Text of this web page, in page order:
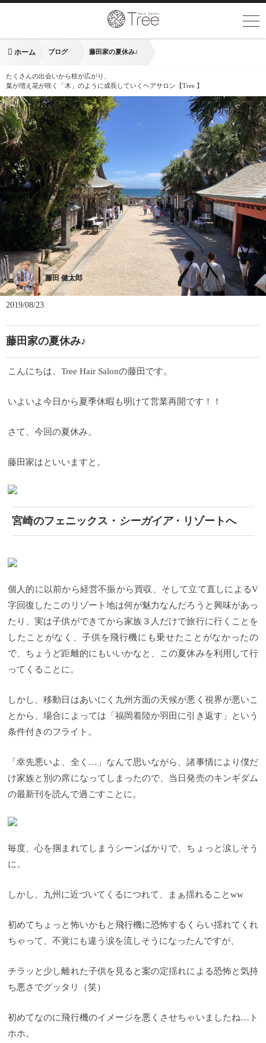
ホーム ブログ 藤田家の夏休み♪
たくさんの出会いから枝が広がり、
葉が増え花が咲く「木」のように成長していくヘアサロン【Tree 】
藤田 健太郎
2019/08/23
藤田家の夏休み♪
こんにちは、Tree Hair Salonの藤田です。
いよいよ今日から夏季休暇も明けて営業再開です！！
さて、今回の夏休み。
藤田家はといいますと。
宮崎のフェニックス・ シーガイア・リゾートへ
個人的に以前から経営不振から買収、そして立て直しによるV
字回復したこのリゾート地は何が魅力なんだろうと興味があっ
たり、実は子供ができてから家族３人だけで旅行に行くことを
したことがなく、子供を飛行機にも乗せたことがなかったの
で、ちょうど距離的にもいいかなと、この夏休みを利用して行
ってくることに。
しかし、移動日はあいにく九州方面の天候が悪く視界が悪いこ
とから、場合によっては「福岡着陸か羽田に引き返す」という
条件付きのフライト。
「幸先悪いよ、全く…」なんて思いながら、諸事情により僕だ
け家族と別の席になってしまったので、当日発売のキンギダム
の最新刊を読んで過ごすことに。
毎度、心を掴まれてしまうシーンばかりで、ちょっと涙しそう
に。
しかし、九州に近づいてくるにつれて、まぁ揺れることww
初めてちょっと怖いかもと飛行機に恐怖するくらい揺れてくれ
ちゃって、不覚にも違う涙を流しそうになったんですが、
チラッと少し離れた子供を見ると案の定揺れによる恐怖と気持
ち悪さでグッタリ（笑）
初めてなのに飛行機のイメージを悪くさせちゃいましたね…ト
ホホ。